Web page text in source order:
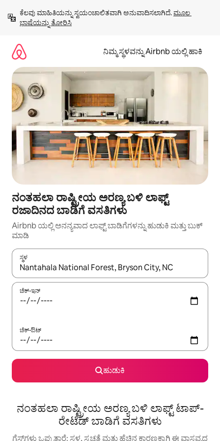
ಹೋಗಿ
ಕೆಲವು ಮಾಹಿತಿಯನ್ನು ಸ್ವಯಂಚಾಲಿತವಾಗಿ ಅನುವಾದಿಸಲಾಗಿದೆ. ಮೂಲ
ಭಾಷೆಯನ್ನು ತೋರಿಸಿ
ನಿಮ್ಮ ಸ್ಥಳವನ್ನು Airbnb ಯಲ್ಲಿ ಹಾಕಿ
ನಂತಹಲಾ ರಾಷ್ಟ್ರೀಯ ಅರಣ್ಯ ಬಳಿ ಲಾಫ್ಟ್
ರಜಾದಿನದ ಬಾಡಿಗೆ ವಸತಿಗಳು
Airbnb ಯಲ್ಲಿ ಅನನ್ಯವಾದ ಲಾಫ್ಟ್ ಬಾಡಿಗೆಗಳನ್ನು ಹುಡುಕಿ ಮತ್ತು ಬುಕ್
ಮಾಡಿ
ಸ್ಥಳ
ಫಲಿತಾಂಶಗಳು ಲಭ್ಯವಿರುವಾಗ, ಅಪ್ ಮತ್ತು ಡೌನ್ ಬಾಣದ ಕೀಲಿಗಳೊಂದಿಗೆ
ಚೆಕ್-ಇನ್
ಚೆಕ್-ಔಟ್
ಹುಡುಕಿ
ನಂತಹಲಾ ರಾಷ್ಟ್ರೀಯ ಅರಣ್ಯ ಬಳಿ ಲಾಫ್ಟ್ ಟಾಪ್-
ರೇಟೆಡ್ ಬಾಡಿಗೆ ವಸತಿಗಳು
ಗೆಸ್ಟ್‌ಗಳು ಒಪ್ಪುತ್ತಾರೆ: ಸ್ಥಳ, ಸ್ವಚ್ಛತೆ ಮತ್ತು ಹೆಚ್ಚಿನ ಕಾರಣಕ್ಕಾಗಿ ಈ ವಾಸ್ತವ್ಯದ